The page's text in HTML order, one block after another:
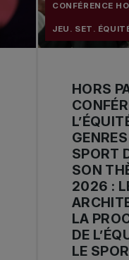
CONFÉRENCE
JEU. SET.
HORS
SPORT
SON
2026 :
LA
DE
LE